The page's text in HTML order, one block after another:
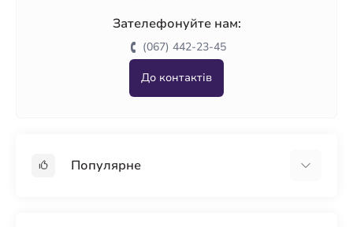
Зателефонуйте нам:
(067) 442-23-45
До контактів
Популярне